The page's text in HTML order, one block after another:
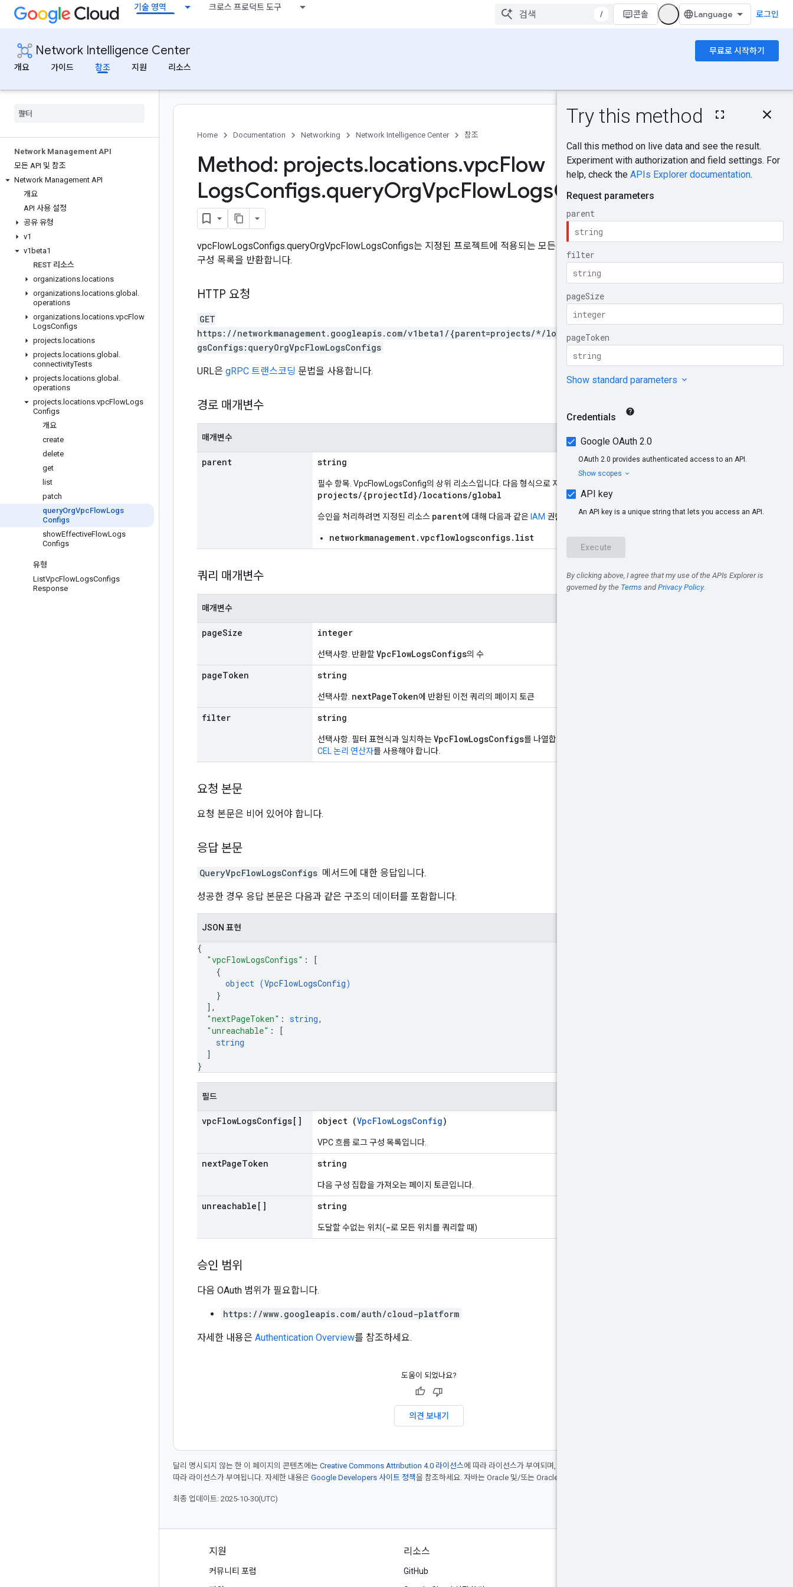
기술 영역 크로스 프로덕트 도구
/ 콘솔 로그인
Network Intelligence Center
무료로 시작하기
개요
가이드 참조 지원 리소스
Network Management API
모든 API 및 참조
Network Management API
개요
API 사용 설정
공유 유형
v1
v1beta1
REST 리소스
organizations. locations
organizations. locations.global .
operations
organizations. locations.vpcFlow
LogsConfigs
projects. locations
projects. locations.global .
connectivityTests
projects. locations.global .
operations
projects. locations.vpcFlowLogs
Configs
개요
create
delete
get
list
patch
queryOrgVpcFlowLogs
Configs
showEffectiveFlowLogs
Configs
유형
ListVpcFlowLogsConfigs
Response
이 페이지의 내용
쿼리 매개변수
요청 본문
응답 본문
Home Documentation Networking Network Intelligence Center 참조
의견 보내기
Method: projects.locations.vpcFlow
LogsConfigs.queryOrgVpcFlowLogsConfigs
vpcFlowLogsConfigs.queryOrgVpcFlowLogsConfigs는 지정된 프로젝트에 적용되는 모든 조직 수준 VPC 흐름 로그
구성 목록을 반환합니다.
HTTP 요청
GET
https://networkmanagement.googleapis.com/v1beta1/{parent=projects/*/locations/*}/vpcFlowLo
gsConfigs:queryOrgVpcFlowLogsConfigs
URL은 gRPC 트랜스코딩 문법을 사용합니다.
경로 매개변수
매개변수
parent string
필수 항목. VpcFlowLogsConfig의 상위 리소스입니다. 다음 형식으로 지정됩니다.
projects/{projectId}/locations/global
승인을 처리하려면 지정된 리소스 parent에 대해 다음과 같은 IAM 권한이 필요합니다.
networkmanagement.vpcflowlogsconfigs.list
쿼리 매개변수
매개변수
pageSize integer
선택사항. 반환할VpcFlowLogsConfigs의 수
pageToken string
선택사항. nextPageToken에 반환된 이전 쿼리의 페이지 토큰
filter string
선택사항. 필터 표현식과 일치하는VpcFlowLogsConfigs를 나열합니다. 필터 표현식은 지원되는
CEL 논리 연산자를 사용해야 합니다.
요청 본문
요청 본문은 비어 있어야 합니다.
응답 본문
QueryVpcFlowLogsConfigs 메서드에 대한 응답입니다.
성공한 경우 응답 본문은 다음과 같은 구조의 데이터를 포함합니다.
JSON 표현
{
"vpcFlowLogsConfigs" :
[
{
object (VpcFlowLogsConfig)
}
] ,
"nextPageToken" : string,
"unreachable" :
[
string
]
}
필드
vpcFlowLogsConfigs[] object (VpcFlowLogsConfig)
VPC 흐름 로그 구성 목록입니다.
nextPageToken string
다음 구성 집합을 가져오는 페이지 토큰입니다.
unreachable[] string
도달할 수없는 위치(-로 모든 위치를 쿼리할 때)
승인 범위
다음 OAuth 범위가 필요합니다.
https://www.googleapis.com/auth/cloud-platform
자세한 내용은 Authentication Overview를 참조하세요.
도움이 되었나요?
의견 보내기
달리 명시되지 않는 한 이 페이지의 콘텐츠에는 Creative Commons Attribution 4.0 라이선스에 따라 라이선스가 부여되며, 코드 샘플에는
따라 라이선스가 부여됩니다. 자세한 내용은 Google Developers 사이트 정책을 참조하세요. 자바는 Oracle 및/또는 Oracle 계열사의 등록 상표입니다.
최종 업데이트: 2025-10-30(UTC)
지원
커뮤니티 포럼
리소스
GitHub